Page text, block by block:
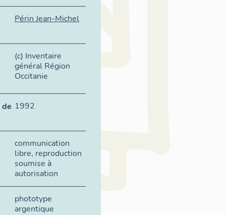
Périn Jean-Michel
(c) Inventaire
général Région
Occitanie
1992
communication
libre, reproduction
soumise à
autorisation
phototype
argentique